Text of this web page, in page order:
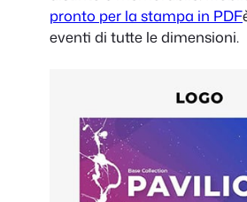
pronto per la stampa in PDF
eventi di tutte le dimensioni.